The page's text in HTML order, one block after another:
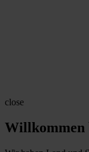
close
Willkommen